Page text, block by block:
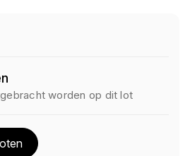
worden op dit lot